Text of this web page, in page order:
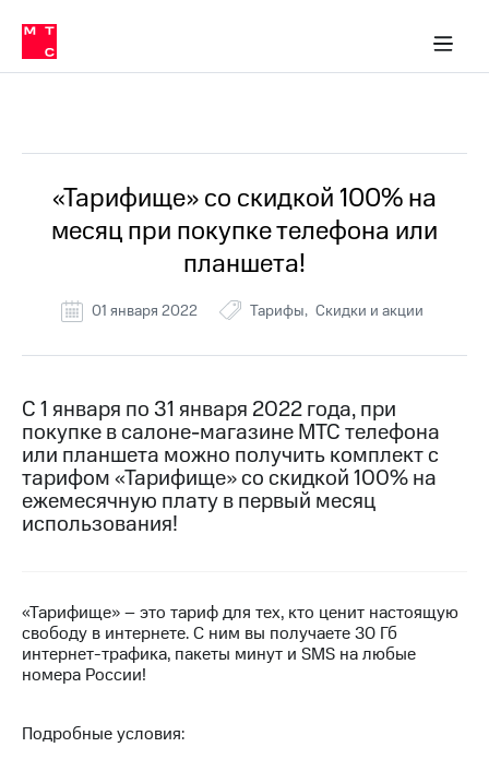
связь
Сервисы и подписки
30% на связь
кабинеты
Мобильная
и
Спутниковое
ТВ
Перенести
в МТС
Тарифы
Услуги
группа
Заказать
SIM-
Оформить
в МТС
Услуги
Личный
Скачать
МТС
Акции
Скидка 30%
на связь
и МТС
Супер
дешевле
при
МТС
«Тарифище» со скидкой 100% на
месяц при покупке телефона или
планшета!
01 января 2022 Тарифы Скидки и акции
С 1 января по 31 января 2022 года, при
покупке в салоне-магазине МТС телефона
или планшета можно получить комплект с
тарифом «Тарифище» со скидкой 100% на
ежемесячную плату в первый месяц
использования!
«Тарифище» – это тариф для тех, кто ценит настоящую
свободу в интернете. С ним вы получаете 30 Гб
интернет-трафика, пакеты минут и SMS на любые
номера России!
Подробные условия: